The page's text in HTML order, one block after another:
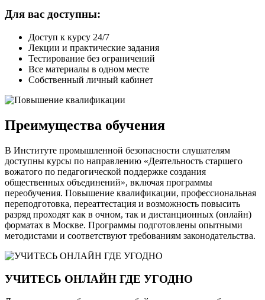
Для вас доступны:
Доступ к курсу 24/7
Лекции и практические задания
Тестирование без ограничений
Все материалы в одном месте
Собственный личный кабинет
Преимущества обучения
В Институте промышленной безопасности слушателям
доступны курсы по направлению «Деятельность старшего
вожатого по педагогической поддержке создания
общественных объединений», включая программы
переобучения. Повышение квалификации, профессиональная
переподготовка, переаттестация и возможность повысить
разряд проходят как в очном, так и дистанционных (онлайн)
форматах в Москве. Программы подготовлены опытными
методистами и соответствуют требованиям законодательства.
УЧИТЕСЬ ОНЛАЙН ГДЕ УГОДНО